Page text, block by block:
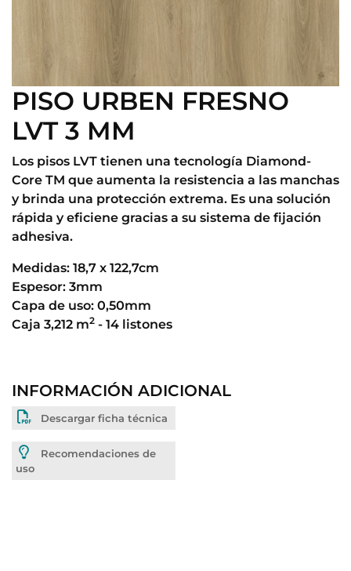
PISO URBEN FRESNO
LVT 3 MM
Los pisos LVT tienen una tecnología Diamond-
Core TM que aumenta la resistencia a las manchas
y brinda una protección extrema. Es una solución
rápida y eficiene gracias a su sistema de fijación
adhesiva.
Medidas: 18,7 x 122,7cm
Espesor: 3mm
Capa de uso: 0,50mm
Caja 3,212 m2 - 14 listones
INFORMACIÓN ADICIONAL
Descargar ficha técnica
Recomendaciones de
uso